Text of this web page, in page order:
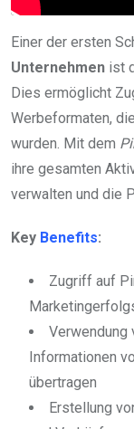
Einer der ersten
Unternehmen ist
Dies ermöglicht
Werbeformaten,
wurden. Mit dem
ihre gesamten
verwalten und die
Key Benefits:
Zugriff auf
Verwendung
Informationen
übertragen
Erstellung